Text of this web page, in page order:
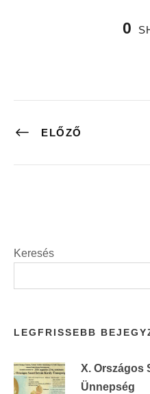
0
ELŐZŐ
Keresés
LEGFRISSEBB
X. Országos
Ünnepség